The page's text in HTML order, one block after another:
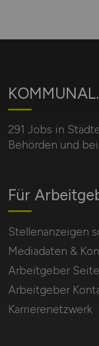
291 Jobs in
Behörden und
Für
Stellenanzeigen
Mediadaten &
Arbeitgeber Seite
Arbeitgeber
Karrierenetzwerk